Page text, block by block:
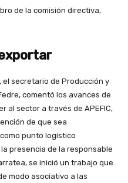
de la comisión directiva,
secretario de Producción y
comentó los avances de
al sector a través de APEFIC,
de que sea
punto logístico
presencia de la responsable
se inició un trabajo que
modo asociativo a las